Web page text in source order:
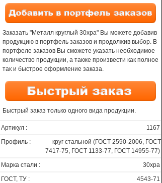
Заказать "Металл круглый 30хра" Вы можете добавив
продукцию в портфель заказов и продолжив выбор. В
портфеле заказов Вы сможете указать необходимое
количество продукции, а также произвести как полное
так и быстрое оформление заказа.
Быстрый заказ только одного вида продукции.
Артикул :
1167
Профиль :
круг стальной (ГОСТ 2590-2006, ГОСТ
7417-75, ГОСТ 1133-77, ГОСТ 14955-77)
Марка стали :
30хра
ГОСТ, ТУ :
4543-71